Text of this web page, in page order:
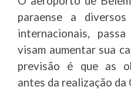
paraense a
internacionais,
visam aumentar sua
previsão é que as
antes da realização da